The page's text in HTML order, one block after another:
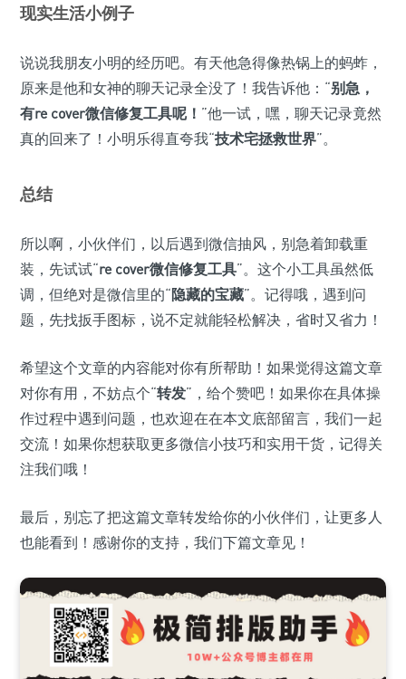
现实生活小例子
说说我朋友小明的经历吧。有天他急得像热锅上的蚂蚱，
原来是他和女神的聊天记录全没了！我告诉他：“别急，
有re cover微信修复工具呢！ ”他一试，嘿，聊天记录竟然
真的回来了！小明乐得直夸我“技术宅拯救世界”。
总结
所以啊，小伙伴们，以后遇到微信抽风，别急着卸载重
装，先试试“re cover微信修复工具”。这个小工具虽然低
调，但绝对是微信里的“隐藏的宝藏”。记得哦，遇到问
题，先找扳手图标，说不定就能轻松解决，省时又省力！
希望这个文章的内容能对你有所帮助！如果觉得这篇文章
对你有用，不妨点个“转发”，给个赞吧！如果你在具体操
作过程中遇到问题，也欢迎在在本文底部留言，我们一起
交流！如果你想获取更多微信小技巧和实用干货，记得关
注我们哦！
最后，别忘了把这篇文章转发给你的小伙伴们，让更多人
也能看到！感谢你的支持，我们下篇文章见！